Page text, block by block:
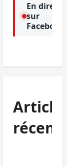
En direct
sur
Facebook